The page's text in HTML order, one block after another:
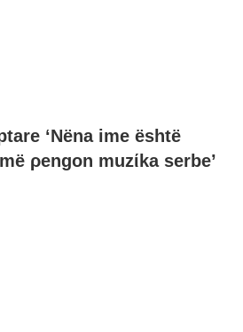
‘Nëna ime është
ρengon muzίka serbe’